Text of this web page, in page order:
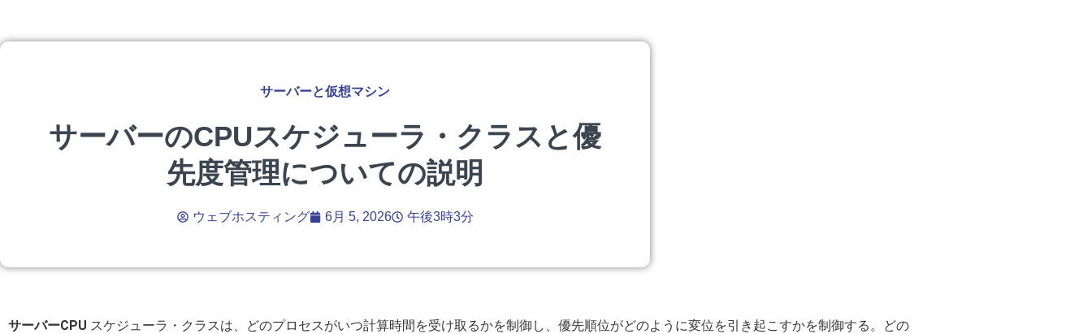
サーバーと仮想マシン
サーバーのCPUスケジューラ・クラスと優
先度管理についての説明
ウェブホスティング 6月 5, 2026 午後3時3分
サーバーCPU スケジューラ・クラスは、どのプロセスがいつ計算時間を受け取るかを制御し、優先順位がどのように変位を引き起こすかを制御する。どの